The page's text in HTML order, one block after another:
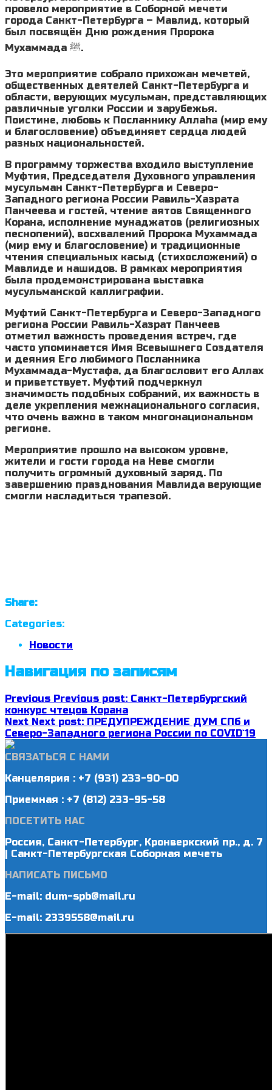
провело мероприятие в Соборной мечети
города Санкт-Петербурга – Мавлид, который
был посвящён Дню рождения Пророка
Мухаммада ﷺ.
Это мероприятие собрало прихожан мечетей,
общественных деятелей Санкт-Петербурга и
области, верующих мусульман, представляющих
различные уголки России и зарубежья.
Поистине, любовь к Посланнику Аллаhа (мир ему
и благословение) объединяет сердца людей
разных национальностей.
В программу торжества входило выступление
Муфтия, Председателя Духовного управления
мусульман Санкт-Петербурга и Северо-
Западного региона России Равиль-Хазрата
Панчеева и гостей, чтение аятов Священного
Корана, исполнение мунаджатов (религиозных
песнопений), восхвалений Пророка Мухаммада
(мир ему и благословение) и традиционные
чтения специальных касыд (стихосложений) о
Мавлиде и нашидов. В рамках мероприятия
была продемонстрирована выставка
мусульманской каллиграфии.
Муфтий Санкт-Петербурга и Северо-Западного
региона России Равиль-Хазрат Панчеев
отметил важность проведения встреч, где
часто упоминается Имя Всевышнего Создателя
и деяния Его любимого Посланника
Мухаммада-Мустафа, да благословит его Аллах
и приветствует. Муфтий подчеркнул
значимость подобных собраний, их важность в
деле укрепления межнационального согласия,
что очень важно в таком многонациональном
регионе.
Мероприятие прошло на высоком уровне,
жители и гости города на Неве смогли
получить огромный духовный заряд. По
завершению празднования Мавлида верующие
смогли насладиться трапезой.
Share:
Categories:
Новости
Навигация по записям
Previous Previous post: Санкт-Петербургский
конкурс чтецов Корана
Next Next post: ПРЕДУПРЕЖДЕНИЕ ДУМ СПб и
Северо-Западного региона России по COVID`19
СВЯЗАТЬСЯ С НАМИ
Канцелярия : +7 (931) 233-90-00
Приемная : +7 (812) 233-95-58
ПОСЕТИТЬ НАС
Россия, Санкт-Петербург, Кронверкский пр., д. 7
| Санкт-Петербургская Соборная мечеть
НАПИСАТЬ ПИСЬМО
E-mail: dum-spb@mail.ru
E-mail: 2339558@mail.ru